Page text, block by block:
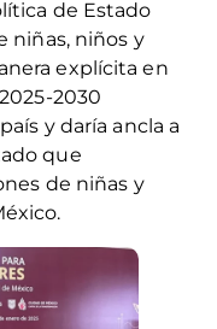
de Estado
niñas, niños y
explícita en
2030
y daría ancla a
que
de niñas y